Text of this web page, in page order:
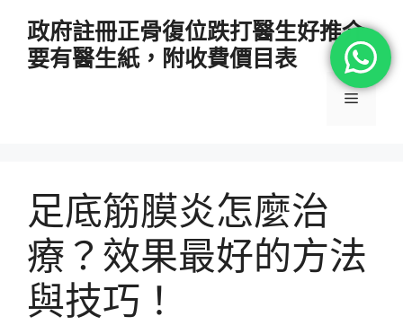
政府註冊正骨復位跌打醫生好推介
要有醫生紙，附收費價目表
選
足底筋膜炎怎麼治
療？效果最好的方法
與技巧！